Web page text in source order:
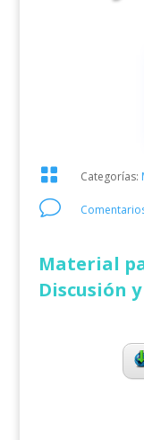
 Categorías:
v
Material
Discusión